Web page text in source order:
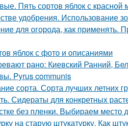
Пять сортов яблок с красной
удобрения. Использование
для огорода, как
яблок с фото и описаниями
рано: Киевский Ранний,
Pyrus communis
сорта. Сорта лучших летних
Сидераты для конкретных
без пленки. Выбираем место
на старую штукатурку. Как